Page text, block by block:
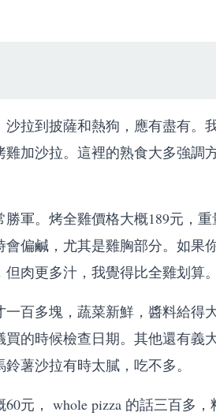
拉到披薩和熱狗，應有盡有。
加沙拉。這裡的熟食大多強調
軍。烤全雞價格大概189元，
偏鹹，尤其是雞胸部分。如果
肉更多汁，我覺得比全雞划算。
百多塊，蔬菜新鮮，醬料給得
的時候檢查日期。其他還有義
薯沙拉有時太膩，吃不多。
元， whole pizza 的話三百多